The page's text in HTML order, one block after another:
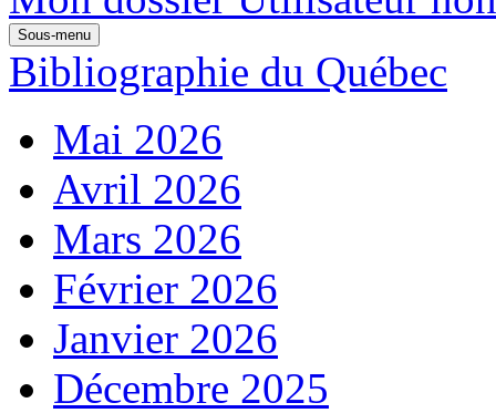
Sous-menu
Bibliographie du Québec
Mai 2026
Avril 2026
Mars 2026
Février 2026
Janvier 2026
Décembre 2025